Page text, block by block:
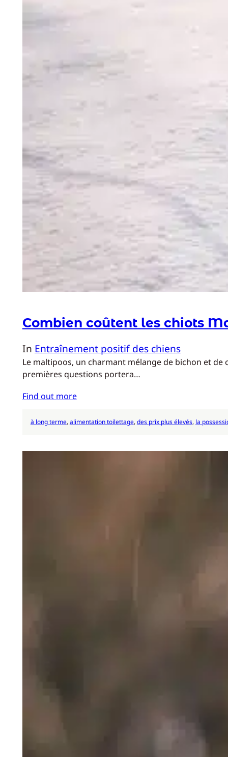
Combien coûtent les chiots
In Entraînement positif des chiens
Le maltipoos, un charmant mélange de bichon et
premières questions portera…
Find out more
à long terme, alimentation toilettage, des prix plus élevés, la